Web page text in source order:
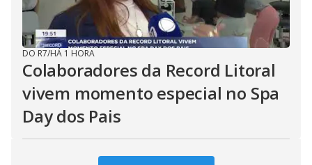
DO R7/HÁ 1 HORA
Colaboradores da Record Litoral
vivem momento especial no Spa
Day dos Pais